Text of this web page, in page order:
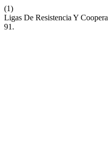
(1)
Ligas De Resistencia Y
91.